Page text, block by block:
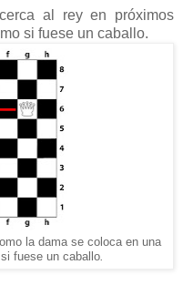
al rey en próximos
si fuese un caballo.
la dama se coloca en una
fuese un caballo.